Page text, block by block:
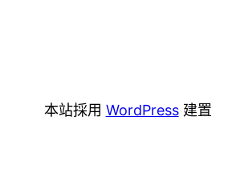
本站採用 WordPress建置